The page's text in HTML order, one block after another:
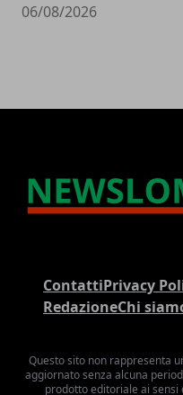
06/08/2026
ContattiPrivacy
RedazioneChi
Questo sito non rappresenta
aggiornato senza alcuna
prodotto editoriale ai sensi